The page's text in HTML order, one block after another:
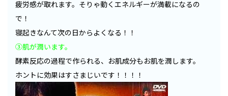
疲労感が取れます。そりゃ動くエネルギーが満載になるの
で！
寝起きなんて次の日からよくなる！！
③肌が潤います。
酵素反応の過程で作られる、お肌成分もお肌を潤します。
ホントに効果はすさまじいです！！！！